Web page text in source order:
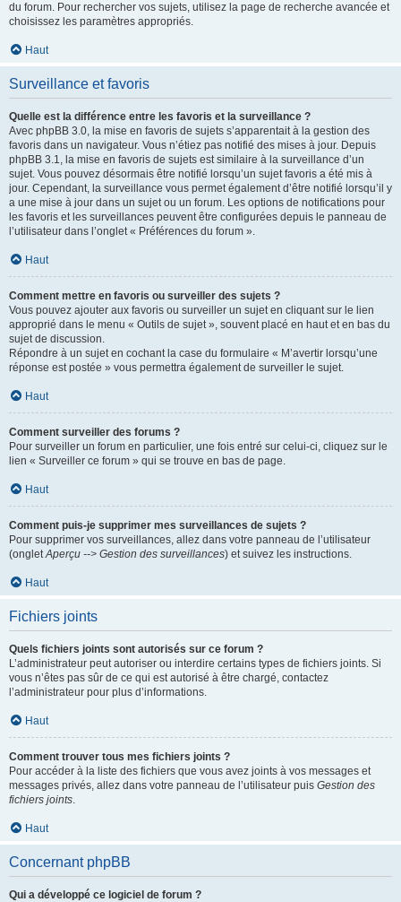
du forum. Pour rechercher vos sujets, utilisez la page de recherche avancée et
choisissez les paramètres appropriés.
Haut
Surveillance et favoris
Quelle est la différence entre les favoris et la surveillance ?
Avec phpBB 3.0, la mise en favoris de sujets s’apparentait à la gestion des
favoris dans un navigateur. Vous n’étiez pas notifié des mises à jour. Depuis
phpBB 3.1, la mise en favoris de sujets est similaire à la surveillance d’un
sujet. Vous pouvez désormais être notifié lorsqu’un sujet favoris a été mis à
jour. Cependant, la surveillance vous permet également d’être notifié lorsqu’il y
a une mise à jour dans un sujet ou un forum. Les options de notifications pour
les favoris et les surveillances peuvent être configurées depuis le panneau de
l’utilisateur dans l’onglet « Préférences du forum ».
Haut
Comment mettre en favoris ou surveiller des sujets ?
Vous pouvez ajouter aux favoris ou surveiller un sujet en cliquant sur le lien
approprié dans le menu « Outils de sujet », souvent placé en haut et en bas du
sujet de discussion.
Répondre à un sujet en cochant la case du formulaire « M’avertir lorsqu’une
réponse est postée » vous permettra également de surveiller le sujet.
Haut
Comment surveiller des forums ?
Pour surveiller un forum en particulier, une fois entré sur celui-ci, cliquez sur le
lien « Surveiller ce forum » qui se trouve en bas de page.
Haut
Comment puis-je supprimer mes surveillances de sujets ?
Pour supprimer vos surveillances, allez dans votre panneau de l’utilisateur
(ongletAperçu --> Gestion des surveillances) et suivez les instructions.
Haut
Fichiers joints
Quels fichiers joints sont autorisés sur ce forum ?
L’administrateur peut autoriser ou interdire certains types de fichiers joints. Si
vous n’êtes pas sûr de ce qui est autorisé à être chargé, contactez
l’administrateur pour plus d’informations.
Haut
Comment trouver tous mes fichiers joints ?
Pour accéder à la liste des fichiers que vous avez joints à vos messages et
messages privés, allez dans votre panneau de l’utilisateur puis Gestion des
fichiers joints.
Haut
Concernant phpBB
Qui a développé ce logiciel de forum ?